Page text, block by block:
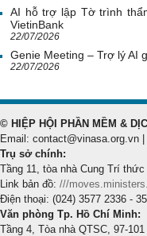
AI hỗ trợ lập Tờ trình
VietinBank
22/07/2026
Genie Meeting – Trợ lý AI
22/07/2026
© HIỆP HỘI PHẦN MỀM &
Email: contact@vinasa.org.vn
Trụ sở chính:
Tầng 11, tòa nhà Cung Trí
Link bản đồ: ///
Điện thoại: (024) 3577 2336 -
Văn phòng Tp. Hồ Chí Minh:
Tầng 4, Tòa nhà QTSC, 97-